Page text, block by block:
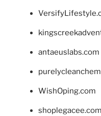
antaeuslabs.com
WishOping.com
shoplegacee.com